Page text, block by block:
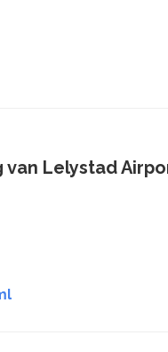
Lelystad